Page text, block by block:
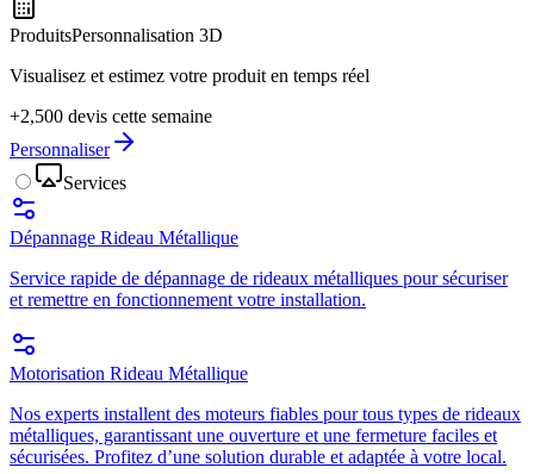
ProduitsPersonnalisation 3D
Visualisez et estimez votre produit en temps réel
+2,500 devis cette semaine
Personnaliser
Services
Dépannage Rideau Métallique
Service rapide de dépannage de rideaux métalliques pour sécuriser
et remettre en fonctionnement votre installation.
Motorisation Rideau Métallique
Nos experts installent des moteurs fiables pour tous types de rideaux
métalliques, garantissant une ouverture et une fermeture faciles et
sécurisées. Profitez d’une solution durable et adaptée à votre local.